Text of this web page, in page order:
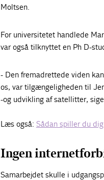
Moltsen.
For universitetet handlede
var også tilknyttet en Ph D-
- Den fremadrettede viden
os, var tilgængeligheden til
-og udvikling af satellitter,
Læs også: Sådan spiller du
Ingen
Samarbejdet skulle i